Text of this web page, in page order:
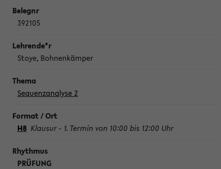
392105
Stoye, Bohnenkämper
Sequenzanalyse 2
H8 Klausur - 1. Termin von 10:00 bis 12:00 Uhr
PRÜFUNG